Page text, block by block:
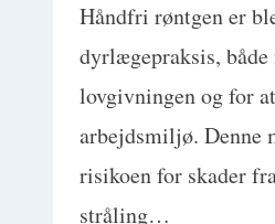
Håndfri røntgen er
dyrlægepraksis,
lovgivningen og for
arbejdsmiljø. Denne
risikoen for skader
stråling…